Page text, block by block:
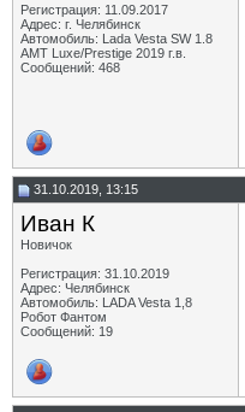
Регистрация: 11.09.2017
Адрес: г. Челябинск
Автомобиль: Lada Vesta SW 1.8
АМТ Luxe/Prestige 2019 г.в.
Сообщений: 468
31.10.2019, 13:15
Иван К
Новичок
Регистрация: 31.10.2019
Адрес: Челябинск
Автомобиль: LADA Vesta 1,8
Робот Фантом
Сообщений: 19